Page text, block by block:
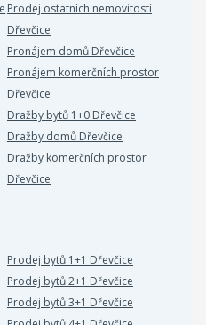
Prodej ostatních nemovitostí
Dřevčice
Pronájem domů Dřevčice
Pronájem komerčních prostor
Dřevčice
Dražby bytů 1+0 Dřevčice
Dražby domů Dřevčice
Dražby komerčních prostor
Dřevčice
Prodej bytů 1+1 Dřevčice
Prodej bytů 2+1 Dřevčice
Prodej bytů 3+1 Dřevčice